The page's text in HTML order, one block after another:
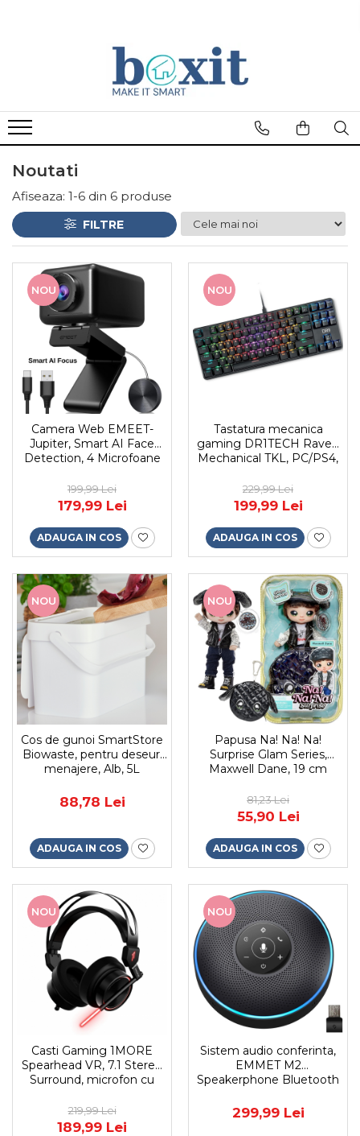
Noutati
Afiseaza: 1-6 din 6 produse
FILTRE
NOU
Camera Web EMEET-
Jupiter, Smart AI Face
Detection, 4 Microfoane
Incorporat, 1 difuzor,
1080P/30 fps, 96°,
Corectie automata a
luminii, Auto Framing,
Negru
199,99 Lei
179,99 Lei
ADAUGA IN COS
NOU
Tastatura mecanica
gaming DR1TECH Raven
Mechanical TKL, PC/PS4,
taste anti-ghosting , cablu
USB
229,99 Lei
199,99 Lei
ADAUGA IN COS
NOU
Cos de gunoi SmartStore
Biowaste, pentru deseuri
menajere, Alb, 5L
88,78 Lei
ADAUGA IN COS
NOU
Papusa Na! Na! Na!
Surprise Glam Series,
Maxwell Dane, 19 cm
81,23 Lei
55,90 Lei
ADAUGA IN COS
NOU
Casti Gaming 1MORE
Spearhead VR, 7.1 Stereo
Surround, microfon cu
Lumini Led, pentru PC,
PS4, Xbox, Negru
219,99 Lei
189,99 Lei
NOU
Sistem audio conferinta,
EMMET M2
Speakerphone Bluetooth
360°, Noise Cancelling,
Compatibil Zoom, Teams,
299,99 Lei